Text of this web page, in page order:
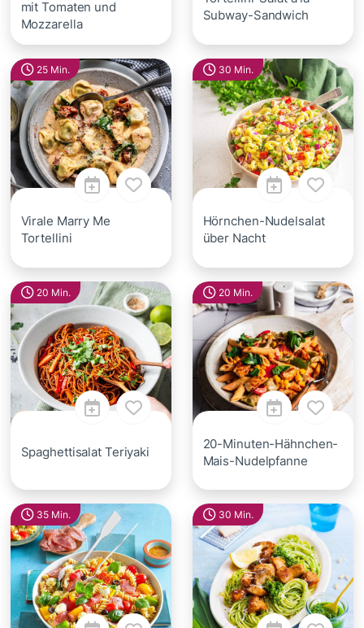
mit Tomaten und
Mozzarella
Subway-Sandwich
25 Min.
Virale Marry Me
Tortellini
30 Min.
Hörnchen-Nudelsalat
über Nacht
20 Min.
Spaghettisalat Teriyaki
20 Min.
20-Minuten-Hähnchen-
Mais-Nudelpfanne
35 Min. 30 Min.